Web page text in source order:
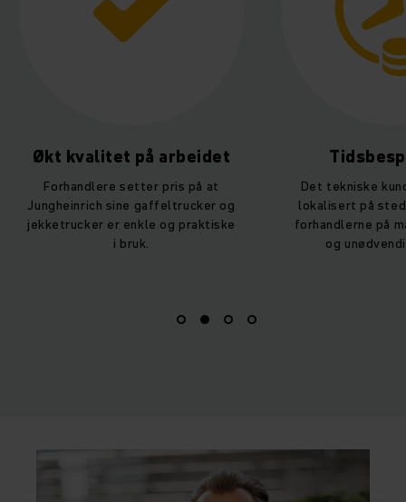
Økt kvalitet på arbeidet
Forhandlere setter pris på at
Jungheinrich sine gaffeltrucker og
jekketrucker er enkle og praktiske
i bruk.
Det tekniske
lokalisert på
forhandlerne på
og